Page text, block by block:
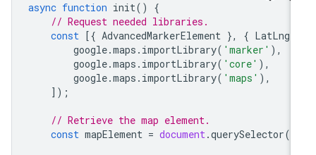
async function init ()
// Request needed libraries.
const [{ AdvancedMarkerElement }, { LatLng
google.maps.importLibrary('marker'
google.maps.importLibrary('core'
google.maps.importLibrary('maps'
// Retrieve the map element.
const mapElement = document.querySelector